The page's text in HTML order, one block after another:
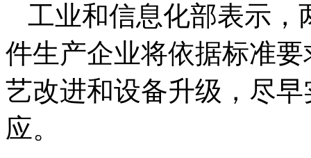
工业和信息化部表示，
件生产企业将依据标准
艺改进和设备升级，尽
应。